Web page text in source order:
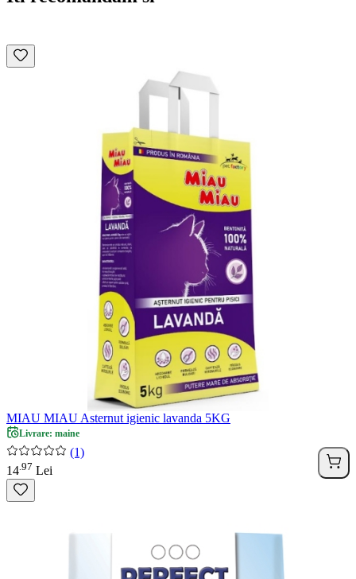
MIAU MIAU Asternut igienic lavanda 5KG
Livrare: maine
(1)
14 97 Lei